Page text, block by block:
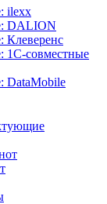
ilexx
DALION
Клеверенс
1С-совместные
DataMobile